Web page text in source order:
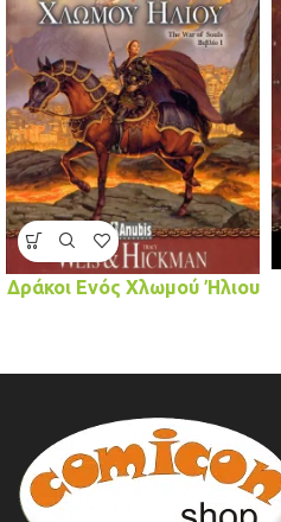
Δράκοι Ενός Χλωμού Ήλιου